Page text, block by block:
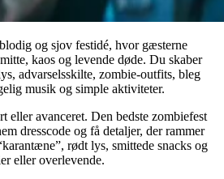
og sjov festidé, hvor gæsterne
kaos og levende døde. Du skaber
advarselsskilte, zombie-outfits, bleg
musik og simple aktiviteter.
eller avanceret. Den bedste zombiefest
dresscode og få detaljer, der rammer
rødt lys, smittede snacks og
eller overlevende.